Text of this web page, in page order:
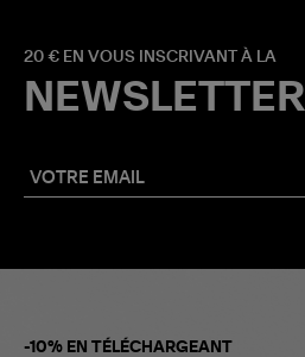
20 € EN VOUS INSCRIVANT À LA
NEWSLETTER
-10% EN TÉLÉCHARGEANT